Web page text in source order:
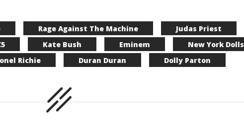
Rage Against The Machine
Judas Priest
Kate Bush Eminem
New York Dolls
Richie Duran Duran Dolly Parton